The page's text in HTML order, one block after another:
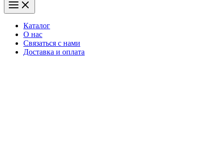
Каталог
О нас
Связаться с нами
Доставка и оплата